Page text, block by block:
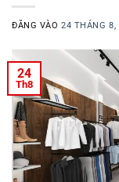
ĐĂNG VÀO24 THÁNG 8,
24
Th8